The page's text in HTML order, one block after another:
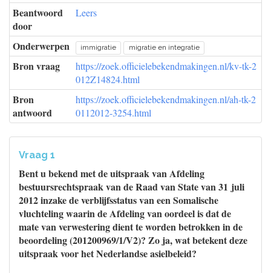
Beantwoord
door
Leers
Onderwerpen immigratie migratie en integratie
Bron vraag
https://zoek.officielebekendmakingen.nl/kv-tk-2
012Z14824.html
Bron
antwoord
https://zoek.officielebekendmakingen.nl/ah-tk-2
0112012-3254.html
Vraag 1
Bent u bekend met de uitspraak van Afdeling
bestuursrechtspraak van de Raad van State van 31 juli
2012 inzake de verblijfsstatus van een Somalische
vluchteling waarin de Afdeling van oordeel is dat de
mate van verwestering dient te worden betrokken in de
beoordeling (201200969/1/V2)? Zo ja, wat betekent deze
uitspraak voor het Nederlandse asielbeleid?